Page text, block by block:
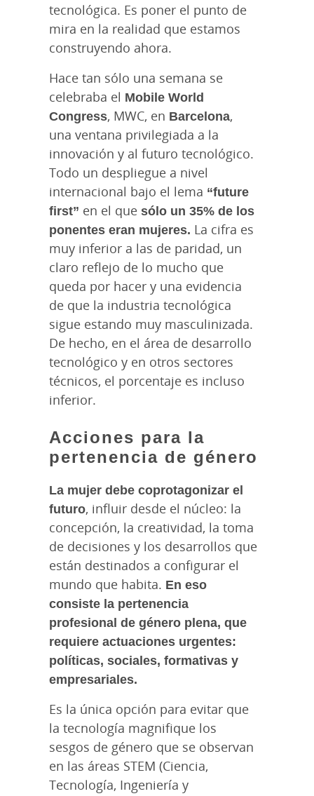
tecnológica. Es poner el punto de
mira en la realidad que estamos
construyendo ahora.
Hace tan sólo una semana se
celebraba el Mobile World
Congress, MWC, en Barcelona,
una ventana privilegiada a la
innovación y al futuro tecnológico.
Todo un despliegue a nivel
internacional bajo el lema “future
first” en el que sólo un 35% de los
ponentes eran mujeres. La cifra es
muy inferior a las de paridad, un
claro reflejo de lo mucho que
queda por hacer y una evidencia
de que la industria tecnológica
sigue estando muy masculinizada.
De hecho, en el área de desarrollo
tecnológico y en otros sectores
técnicos, el porcentaje es incluso
inferior.
Acciones para la
pertenencia de género
La mujer debe coprotagonizar el
futuro, influir desde el núcleo: la
concepción, la creatividad, la toma
de decisiones y los desarrollos que
están destinados a configurar el
mundo que habita. En eso
consiste la pertenencia
profesional de género plena, que
requiere actuaciones urgentes:
políticas, sociales, formativas y
empresariales.
Es la única opción para evitar que
la tecnología magnifique los
sesgos de género que se observan
en las áreas STEM (Ciencia,
Tecnología, Ingeniería y